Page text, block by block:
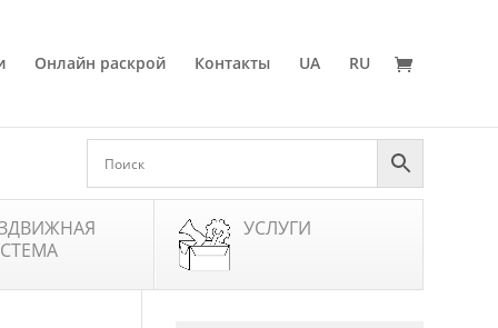
Онлайн раскрой Контакты UA RU
УСЛУГИ